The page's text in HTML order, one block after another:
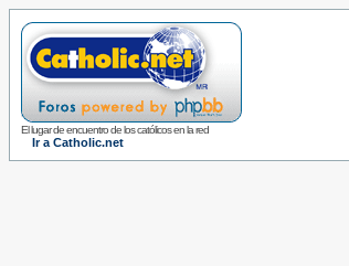
El lugar de encuentro de los católicos en la red
Ir a Catholic.net